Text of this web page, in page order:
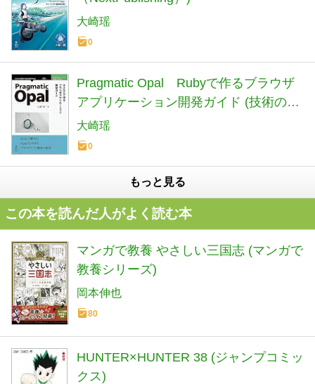
大崎瑶
0
Pragmatic Opal Rubyで作るブラウザ
アプリケーション開発ガイド (技術の泉
シリーズ（NextPublishing）)
大崎瑶
0
もっと見る
この本を読んだ人がよく読む本
マンガで教養 やさしい三国志 (マンガで
教養シリーズ)
岡本伸也
80
HUNTER×HUNTER 38 (ジャンプコミッ
クス)